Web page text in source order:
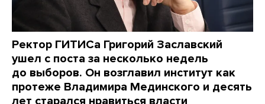
Ректор ГИТИСа Григорий Заславский
ушел с поста за несколько недель
до выборов. Он возглавил институт как
протеже Владимира Мединского и десять